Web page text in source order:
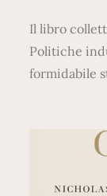
Il libro
Politiche
formidabile